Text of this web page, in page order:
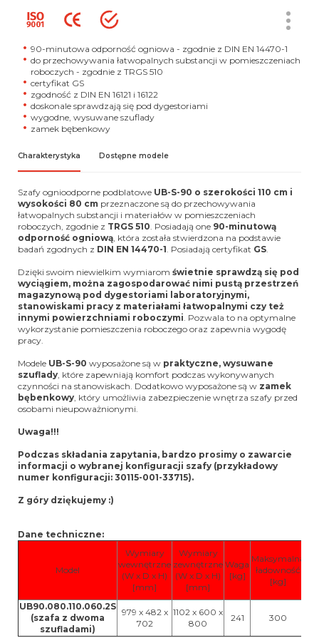
90-minutowa odporność ogniowa - zgodnie z DIN EN 14470-1
do przechowywania łatwopalnych substancji w pomieszczeniach
roboczych - zgodnie z TRGS 510
certyfikat GS
zgodność z DIN EN 16121 i 16122
doskonale sprawdzają się pod dygestoriami
wygodne, wysuwane szuflady
zamek bębenkowy
Charakterystyka Dostępne modele
Szafy ognioodporne podblatowe UB-S-90 o szerokości 110 cm i
wysokości 80 cm przeznaczone są do przechowywania
łatwopalnych substancji i materiałów w pomieszczeniach
roboczych, zgodnie z TRGS 510. Posiadają one 90-minutową
odporność ogniową, która została stwierdzona na podstawie
badań zgodnych z DIN EN 14470-1. Posiadają certyfikat GS.
Dzięki swoim niewielkim wymiarom świetnie sprawdzą się pod
wyciągiem, można zagospodarować nimi pustą przestrzeń
magazynową pod dygestoriami laboratoryjnymi,
stanowiskami pracy z materiałami łatwopalnymi czy też
innymi powierzchniami roboczymi. Pozwala to na optymalne
wykorzystanie pomieszczenia roboczego oraz zapewnia wygodę
pracy.
Modele UB-S-90 wyposażone są w praktyczne, wysuwane
szuflady, które zapewniają komfort podczas wykonywanych
czynności na stanowiskach. Dodatkowo wyposażone są w zamek
bębenkowy, który umożliwia zabezpieczenie wnętrza szafy przed
osobami nieupoważnionymi.
Uwaga!!!
Podczas składania zapytania, bardzo prosimy o zawarcie
informacji o wybranej konfiguracji szafy (przykładowy
numer konfiguracji: 30115-001-33715).
Z góry dziękujemy :)
Dane techniczne:
Model
Wymiary
wewnętrzne
(W x D x H)
[mm]
Wymiary
zewnętrzne
(W x D x H)
[mm]
Waga
[kg]
Maksymalna
ładowność
[kg]
UB90.080.110.060.2S
(szafa z dwoma
szufladami)
979 x 482 x
702
1102 x 600 x
800
241 300